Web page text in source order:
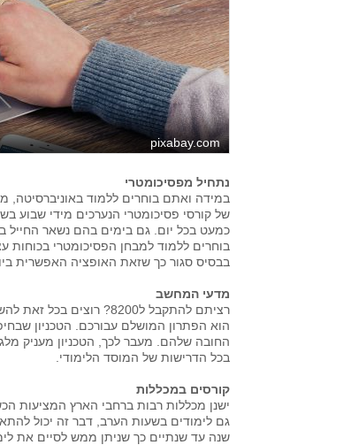
pixabay.com
נתחיל מפסיכומטרי
במידה ואתם בוחרים ללמוד באוניברסיטה,
של קורסי פסיכומטרי הנערכים מידי שבוע
כמעט בכל יום. גם בימים בהם נשאר החייל
בוחרים ללמוד למבחן הפסיכומטרי בכוחות
בבסיס סגור כך שזאת האופציה האפשרית
מדעי המחשב
רציתם להתקבל ל8200?
הוא הפתרון המושלם עבורכם. הטכניון
החובה שלהם. מעבר לכך, הטכניון מעניק
בכל הדרישות של המוסד הלימודי.
קורסים במכללות
ישנן מכללות רבות ברחבי הארץ המציעות
גם לימודים בשעות הערב, דבר זה יכול
שנה עד שנתיים כך שניתן ממש לסיים את